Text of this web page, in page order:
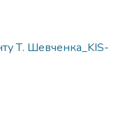
Т. Шевченка_KIS-